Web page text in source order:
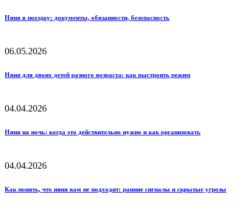
Няня в поездку: документы, обязанности, безопасность
06.05.2026
Няня для двоих детей разного возраста: как выстроить режим
04.04.2026
Няня на ночь: когда это действительно нужно и как организовать
04.04.2026
Как понять, что няня вам не подходит: ранние сигналы и скрытые угрозы